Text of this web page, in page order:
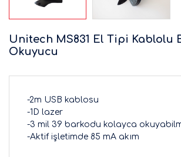
Unitech MS831 El Tipi Kablolu
Okuyucu
-2m USB kablosu
-1D lazer
-3 mil 39 barkodu kolayca
-Aktif işletimde 85 mA akım